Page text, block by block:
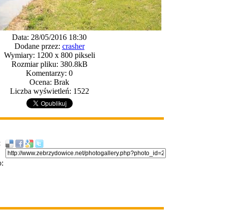
Data: 28/05/2016 18:30
Dodane przez: crasher
Wymiary: 1200 x 800 pikseli
Rozmiar pliku: 380.8kB
Komentarzy: 0
Ocena: Brak
Liczba wyświetleń: 1522